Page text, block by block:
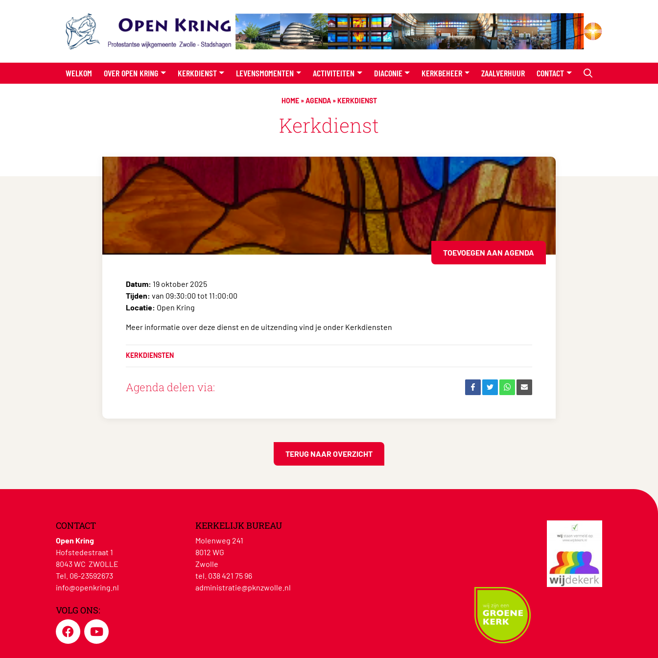
WELKOM OVER OPEN KRING KERKDIENST LEVENSMOMENTEN ACTIVITEITEN DIACONIE KERKBEHEER ZAALVERHUUR CONTACT
HOME»AGENDA»KERKDIENST
Kerkdienst
TOEVOEGEN AAN AGENDA
Datum: 19 oktober 2025
Tijden: van 09:30:00 tot 11:00:00
Locatie: Open Kring
Meer informatie over deze dienst en de uitzending vind je onder Kerkdiensten
KERKDIENSTEN
Agenda delen via:
TERUG NAAR OVERZICHT
CONTACT
Open Kring
Hofstedestraat 1
8043 WC ZWOLLE
Tel. 06-23592673
info@openkring.nl
VOLG ONS:
KERKELIJK BUREAU
Molenweg 241
8012 WG
Zwolle
tel. 038 421 75 96
administratie@pknzwolle.nl